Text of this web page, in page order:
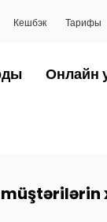
Кешбэк Тарифы
Онлайн